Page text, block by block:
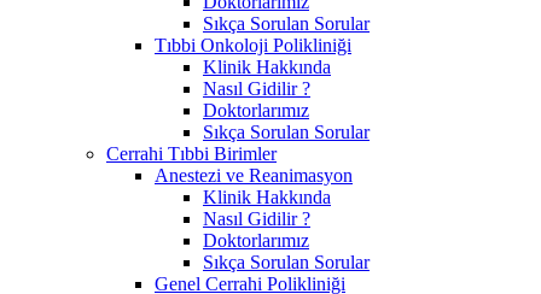
Sıkça Sorulan Sorular
Tıbbi Onkoloji Polikliniği
Klinik Hakkında
Nasıl Gidilir ?
Doktorlarımız
Sıkça Sorulan Sorular
Cerrahi Tıbbi Birimler
Anestezi ve Reanimasyon
Klinik Hakkında
Nasıl Gidilir ?
Doktorlarımız
Sıkça Sorulan Sorular
Genel Cerrahi Polikliniği